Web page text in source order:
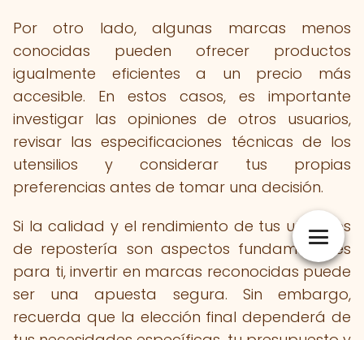
Por otro lado, algunas marcas menos
conocidas pueden ofrecer productos
igualmente eficientes a un precio más
accesible. En estos casos, es importante
investigar las opiniones de otros usuarios,
revisar las especificaciones técnicas de los
utensilios y considerar tus propias
preferencias antes de tomar una decisión.
Si la calidad y el rendimiento de tus utensilios
de repostería son aspectos fundamentales
para ti, invertir en marcas reconocidas puede
ser una apuesta segura. Sin embargo,
recuerda que la elección final dependerá de